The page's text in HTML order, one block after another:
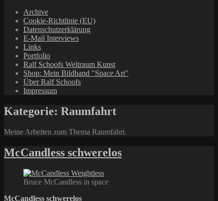
Archive
Cookie-Richtlinie (EU)
Datenschutzerklärung
E-Mail Interviews
Links
Portfolio
Ralf Schoofs Weltraum Kunst
Shop: Mein Bildband "Space Art"
Über Ralf Schoofs
Impressum
Kategorie: Raumfahrt
Meine Arbeiten zum Thema Raumfahrt.
McCandless schwerelos
Bruce McCandless in space
McCandless schwerelos